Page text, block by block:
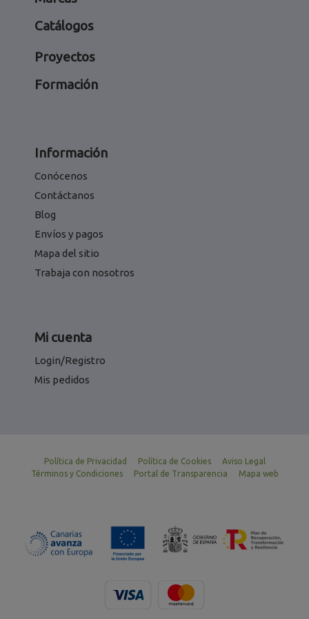
Catálogos
Proyectos
Formación
Información
Conócenos
Contáctanos
Blog
Envíos y pagos
Mapa del sitio
Trabaja con nosotros
Mi cuenta
Login/Registro
Mis pedidos
Política de Privacidad Política de Cookies
Aviso Legal
Términos y Condiciones
Portal de Transparencia Mapa web